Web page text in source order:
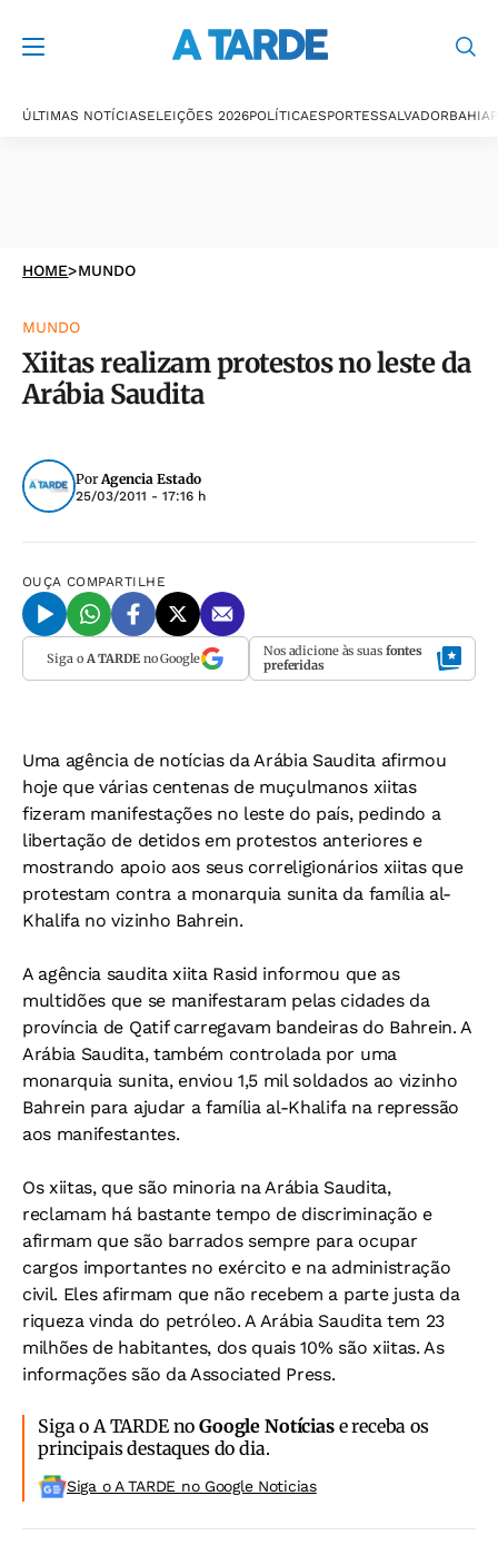
ÚLTIMAS NOTÍCIASELEIÇÕES 2026POLÍTICAESPORTESSALVADORBAHIA
HOME>MUNDO
MUNDO
Xiitas realizam protestos no leste da
Arábia Saudita
PorAgencia Estado
25/03/2011 - 17:16 h
OUÇA COMPARTILHE
Siga o A TARDEno Google Nos adicione às suas fontes
preferidas
Uma agência de notícias da Arábia Saudita afirmou
hoje que várias centenas de muçulmanos xiitas
fizeram manifestações no leste do país, pedindo a
libertação de detidos em protestos anteriores e
mostrando apoio aos seus correligionários xiitas que
protestam contra a monarquia sunita da família al-
Khalifa no vizinho Bahrein.
A agência saudita xiita Rasid informou que as
multidões que se manifestaram pelas cidades da
província de Qatif carregavam bandeiras do Bahrein. A
Arábia Saudita, também controlada por uma
monarquia sunita, enviou 1,5 mil soldados ao vizinho
Bahrein para ajudar a família al-Khalifa na repressão
aos manifestantes.
Os xiitas, que são minoria na Arábia Saudita,
reclamam há bastante tempo de discriminação e
afirmam que são barrados sempre para ocupar
cargos importantes no exército e na administração
civil. Eles afirmam que não recebem a parte justa da
riqueza vinda do petróleo. A Arábia Saudita tem 23
milhões de habitantes, dos quais 10% são xiitas. As
informações são da Associated Press.
Siga o A TARDE noGoogle Notíciase receba os
principais destaques do dia.
Siga o A TARDE no Google Noticias